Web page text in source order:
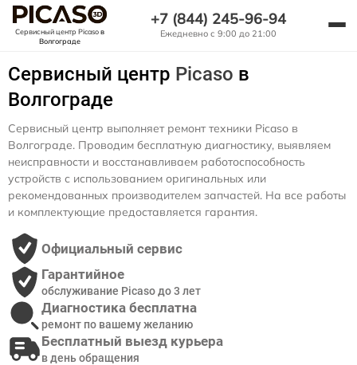
Сервисный центр Picasoв
Волгограде
+7 (844) 245-96-94
Ежедневно с 9:00 до 21:00
Сервисный центр Picaso в
Волгограде
Сервисный центр выполняет ремонт техники Picaso в
Волгограде. Проводим бесплатную диагностику, выявляем
неисправности и восстанавливаем работоспособность
устройств с использованием оригинальных или
рекомендованных производителем запчастей. На все работы
и комплектующие предоставляется гарантия.
Официальный сервис
Гарантийное
обслуживание Picaso до 3 лет
Диагностика бесплатна
ремонт по вашему желанию
Бесплатный выезд курьера
в день обращения